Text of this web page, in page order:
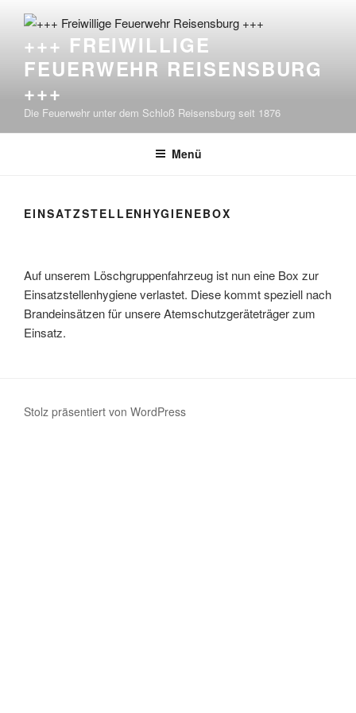
Inhalt
springen+++ FREIWILLIGE
FEUERWEHR REISENSBURG
+++
Die Feuerwehr unter dem Schloß Reisensburg seit 1876
Menü
EINSATZSTELLENHYGIENEBOX
Auf unserem Löschgruppenfahrzeug ist nun eine Box zur
Einsatzstellenhygiene verlastet. Diese kommt speziell nach
Brandeinsätzen für unsere Atemschutzgeräteträger zum
Einsatz.
Stolz präsentiert von WordPress